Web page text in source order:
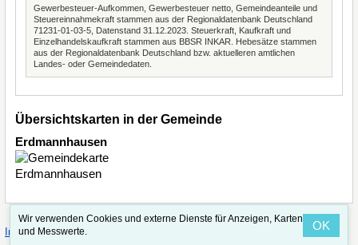
Gewerbesteuer-Aufkommen, Gewerbesteuer netto, Gemeindeanteile und
Steuereinnahmekraft stammen aus der Regionaldatenbank Deutschland
71231-01-03-5, Datenstand 31.12.2023. Steuerkraft, Kaufkraft und
Einzelhandelskaufkraft stammen aus BBSR INKAR. Hebesätze stammen
aus der Regionaldatenbank Deutschland bzw. aktuelleren amtlichen
Landes- oder Gemeindedaten.
Übersichtskarten in der Gemeinde
Erdmannhausen
Impressum·Straßenindex
Wir verwenden Cookies und externe Dienste für Anzeigen, Karten
und Messwerte.
OK